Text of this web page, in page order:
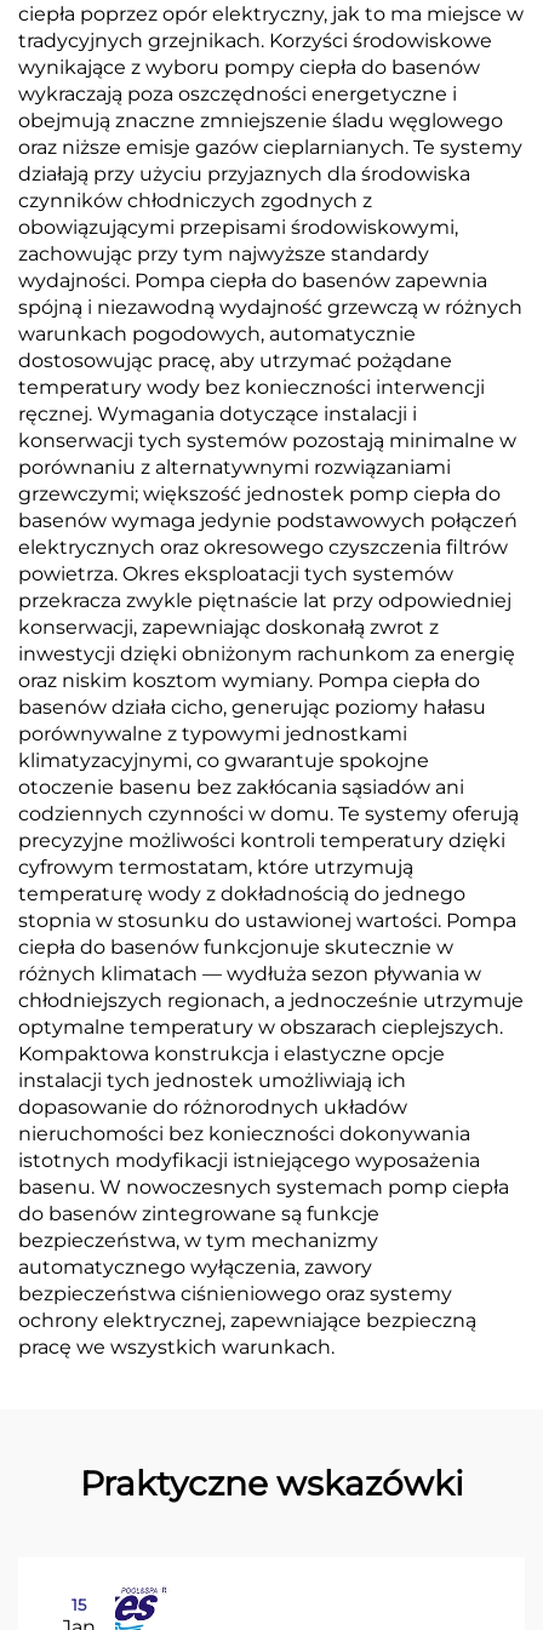
ciepła poprzez opór elektryczny, jak to ma miejsce w
tradycyjnych grzejnikach. Korzyści środowiskowe
wynikające z wyboru pompy ciepła do basenów
wykraczają poza oszczędności energetyczne i
obejmują znaczne zmniejszenie śladu węglowego
oraz niższe emisje gazów cieplarnianych. Te systemy
działają przy użyciu przyjaznych dla środowiska
czynników chłodniczych zgodnych z
obowiązującymi przepisami środowiskowymi,
zachowując przy tym najwyższe standardy
wydajności. Pompa ciepła do basenów zapewnia
spójną i niezawodną wydajność grzewczą w różnych
warunkach pogodowych, automatycznie
dostosowując pracę, aby utrzymać pożądane
temperatury wody bez konieczności interwencji
ręcznej. Wymagania dotyczące instalacji i
konserwacji tych systemów pozostają minimalne w
porównaniu z alternatywnymi rozwiązaniami
grzewczymi; większość jednostek pomp ciepła do
basenów wymaga jedynie podstawowych połączeń
elektrycznych oraz okresowego czyszczenia filtrów
powietrza. Okres eksploatacji tych systemów
przekracza zwykle piętnaście lat przy odpowiedniej
konserwacji, zapewniając doskonałą zwrot z
inwestycji dzięki obniżonym rachunkom za energię
oraz niskim kosztom wymiany. Pompa ciepła do
basenów działa cicho, generując poziomy hałasu
porównywalne z typowymi jednostkami
klimatyzacyjnymi, co gwarantuje spokojne
otoczenie basenu bez zakłócania sąsiadów ani
codziennych czynności w domu. Te systemy oferują
precyzyjne możliwości kontroli temperatury dzięki
cyfrowym termostatam, które utrzymują
temperaturę wody z dokładnością do jednego
stopnia w stosunku do ustawionej wartości. Pompa
ciepła do basenów funkcjonuje skutecznie w
różnych klimatach — wydłuża sezon pływania w
chłodniejszych regionach, a jednocześnie utrzymuje
optymalne temperatury w obszarach cieplejszych.
Kompaktowa konstrukcja i elastyczne opcje
instalacji tych jednostek umożliwiają ich
dopasowanie do różnorodnych układów
nieruchomości bez konieczności dokonywania
istotnych modyfikacji istniejącego wyposażenia
basenu. W nowoczesnych systemach pomp ciepła
do basenów zintegrowane są funkcje
bezpieczeństwa, w tym mechanizmy
automatycznego wyłączenia, zawory
bezpieczeństwa ciśnieniowego oraz systemy
ochrony elektrycznej, zapewniające bezpieczną
pracę we wszystkich warunkach.
Praktyczne wskazówki
15